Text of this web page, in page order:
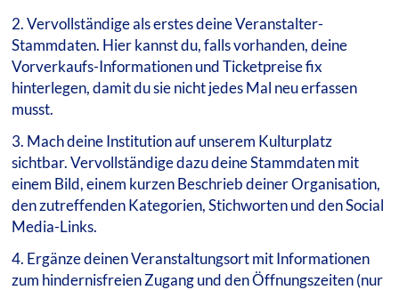
2. Vervollständige als erstes deine Veranstalter-
Stammdaten. Hier kannst du, falls vorhanden, deine
Vorverkaufs-Informationen und Ticketpreise fix
hinterlegen, damit du sie nicht jedes Mal neu erfassen
musst.
3. Mach deine Institution auf unserem Kulturplatz
sichtbar. Vervollständige dazu deine Stammdaten mit
einem Bild, einem kurzen Beschrieb deiner Organisation,
den zutreffenden Kategorien, Stichworten und den Social
Media-Links.
4. Ergänze deinen Veranstaltungsort mit Informationen
zum hindernisfreien Zugang und den Öffnungszeiten (nur